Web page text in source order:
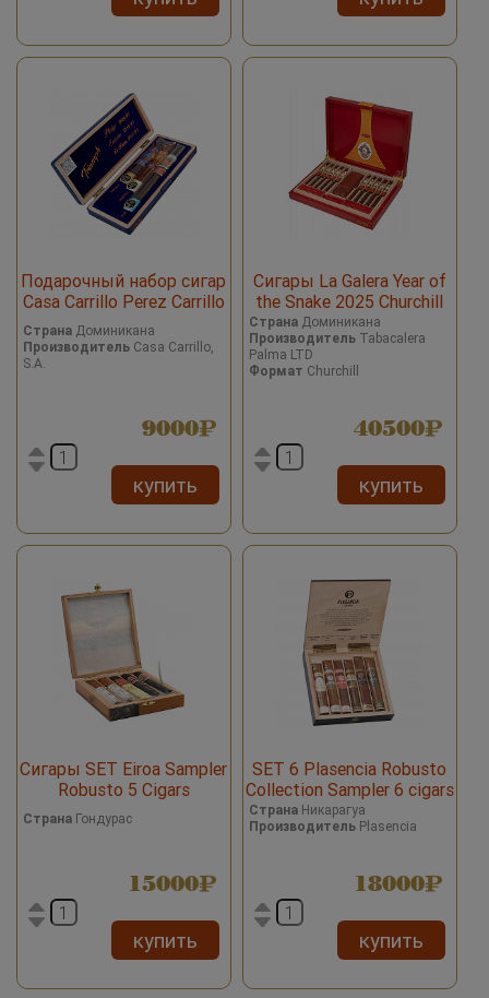
Подарочный набор сигар
Casa Carrillo Perez Carrillo
Cajas Triumph 3 cigars
Страна Доминикана
Производитель Casa Carrillo,
S.A.
9000
купить
Сигары La Galera Year of
the Snake 2025 Churchill
СтранаДоминикана
ПроизводительTabacalera
Palma LTD
Формат Churchill
40500
купить
Сигары SET Eiroa Sampler
Robusto 5 Cigars
Страна Гондурас
15000
купить
SET 6 Plasencia Robusto
Collection Sampler 6 cigars
СтранаНикарагуа
ПроизводительPlasencia
18000
купить